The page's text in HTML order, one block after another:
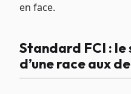
en face.
Standard FCI :
d’une race aux